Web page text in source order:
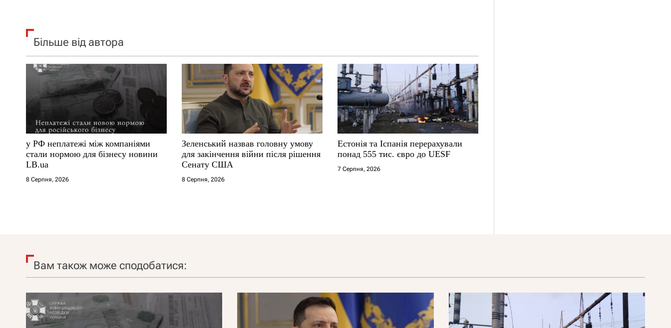
Більше від автора
у РФ неплатежі між компаніями
стали нормою для бізнесу новини
LB.ua
8 Серпня, 2026
Зеленський назвав головну умову
для закінчення війни після рішення
Сенату США
8 Серпня, 2026
Естонія та Іспанія перерахували
понад 555 тис. євро до UESF
7 Серпня, 2026
Вам також може сподобатися: